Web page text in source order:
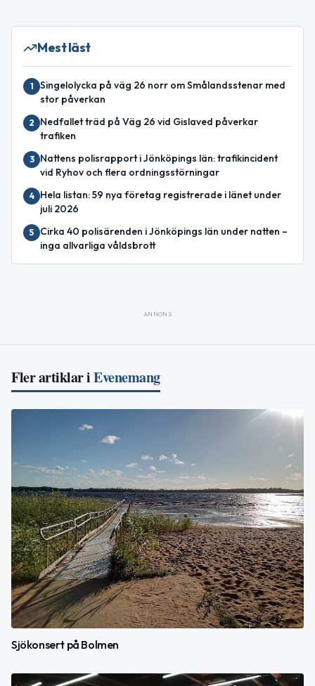
Mest läst
1
Singelolycka på väg 26 norr om Smålandsstenar med
stor påverkan
2
Nedfallet träd på Väg 26 vid Gislaved påverkar
trafiken
3
Nattens polisrapport i Jönköpings län: trafikincident
vid Ryhov och flera ordningsstörningar
4
Hela listan: 59 nya företag registrerade i länet under
juli 2026
5
Cirka 40 polisärenden i Jönköpings län under natten –
inga allvarliga våldsbrott
ANNONS
Fler artiklar iEvenemang
Sjökonsert på Bolmen